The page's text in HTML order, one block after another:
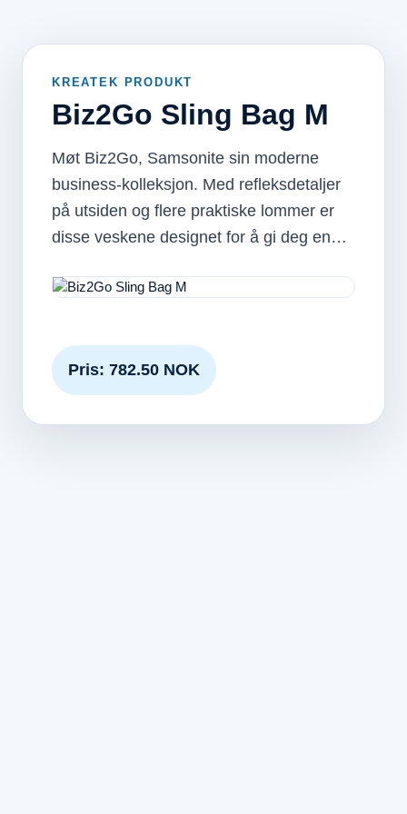
KREATEK PRODUKT
Biz2Go Sling Bag M
Møt Biz2Go, Samsonite sin moderne
business-kolleksjon. Med refleksdetaljer
på utsiden og flere praktiske lommer er
disse veskene designet for å gi deg en…
Pris: 782.50 NOK